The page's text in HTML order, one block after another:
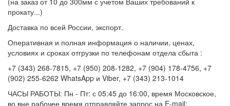
прокату...)
Доставка по всей России, экспорт.
Оперативная и полная информация о наличии, ценах,
условиях и сроках отгрузки по телефонам отдела сбыта :
+7 (343) 268-7815, +7 (950) 208-1282, +7 (904) 178-4756, +7
(902) 255-6262 WhatsApp и Viber, +7 (343) 213-1014
ЧАСЫ РАБОТЫ: Пн - Пт: с 05:45 до 16:00, время Московское,
во вне рабочее время отправляйте запрос на E-mail: